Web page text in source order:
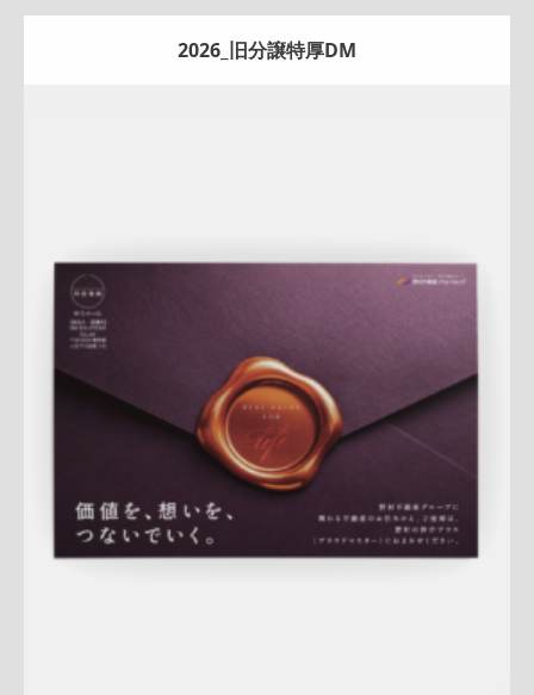
2026_旧分譲特厚DM
A4ペラ マンション土地戸建
サービス紹
新作査定 プレミアム大宮センター桜新町センター
詳しく見る